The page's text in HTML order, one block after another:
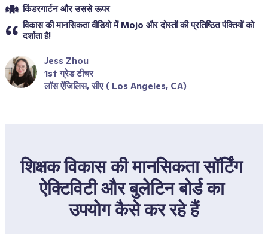
किंडरगार्टन और उससे ऊपर
विकास की मानसिकता वीडियो में Mojo और दोस्तों की प्रतिष्ठित पंक्तियों को
दर्शाता है!
Jess Zhou
1st ग्रेड टीचर
लॉस ऐंजिलिस, सीए ( Los Angeles, CA)
शिक्षक विकास की मानसिकता सॉर्टिंग
ऐक्टिविटी और बुलेटिन बोर्ड का
उपयोग कैसे कर रहे हैं